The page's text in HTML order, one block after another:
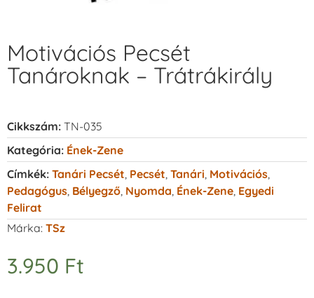
Motivációs Pecsét
Tanároknak – Trátrákirály
Cikkszám: TN-035
Kategória: Ének-Zene
Címkék: Tanári Pecsét Pecsét Tanári Motivációs
Pedagógus Bélyegző Nyomda Ének-Zene Egyedi
Felirat
Márka: TSz
3.950 Ft